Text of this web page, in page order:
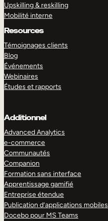
Upskilling & reskilling
Mobilité interne
Resources
Témoignages clients
Blog
Événements
Webinaires
Études et rapports
Additionnel
Advanced Analytics
e-commerce
Communautés
Companion
Formation sans interface
Apprentissage gamifié
Entreprise étendue
Publication d’applications mobiles
Docebo pour MS Teams